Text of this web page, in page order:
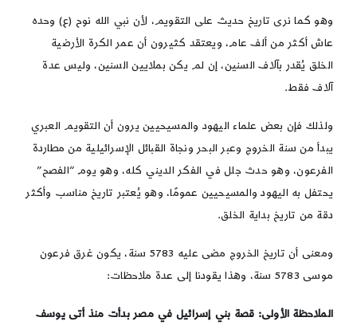
وهو كما نرى تاريخ حديث على التقويم، لأن نبي الله نوح (ع) وحده
عاش أكثر من ألف عام، ويعتقد كثيرون أن عمر الكرة الأرضية
الخلق يُقدر بآلاف السنين، إن لم يكن بملايين السنين، وليس عدة
آلاف فقط.
ولذلك فإن بعض علماء اليهود والمسيحيين يرون أن التقويم العبري
يبدأ من سنة الخروج وعبر البحر ونجاة القبائل الإسرائيلية من مطاردة
الفرعون، وهو حدث جلل في الفكر الديني كله، وهو يوم “الفصح”
يحتفل به اليهود والمسيحيين عمومًا، وهو يُعتبر تاريخ مناسب وأكثر
دقة من تاريخ بداية الخلق.
ومعنى أن تاريخ الخروج مضى عليه 5783 سنة، يكون غرق فرعون
موسى 5783 سنة، وهذا يقودنا إلى عدة ملاحظات:
الملاحظة الأولى: قصة بني إسرائيل في مصر بدأت منذ أتى يوسف